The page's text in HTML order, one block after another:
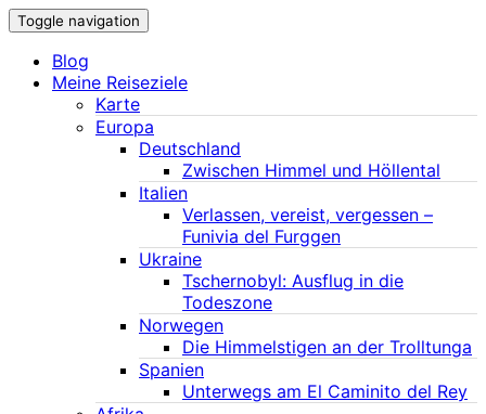
Toggle navigation
Blog
Meine Reiseziele
Karte
Europa
Deutschland
Zwischen Himmel und Höllental
Italien
Verlassen, vereist, vergessen –
Funivia del Furggen
Ukraine
Tschernobyl: Ausflug in die
Todeszone
Norwegen
Die Himmelstigen an der Trolltunga
Spanien
Unterwegs am El Caminito del Rey